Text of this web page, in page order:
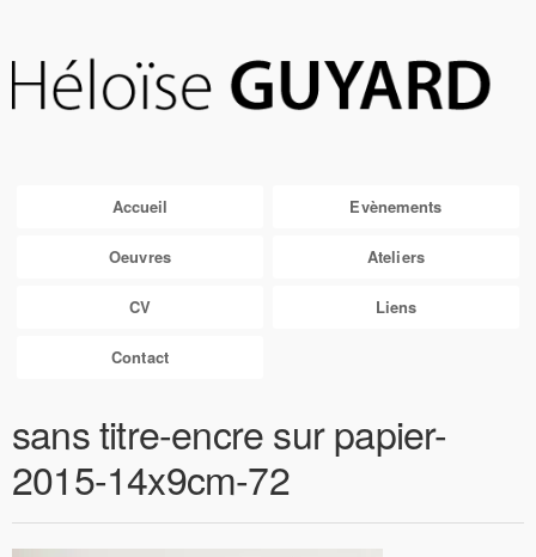
Accueil Evènements
Oeuvres Ateliers
CV Liens
Contact
sans titre-encre sur papier-
2015-14x9cm-72